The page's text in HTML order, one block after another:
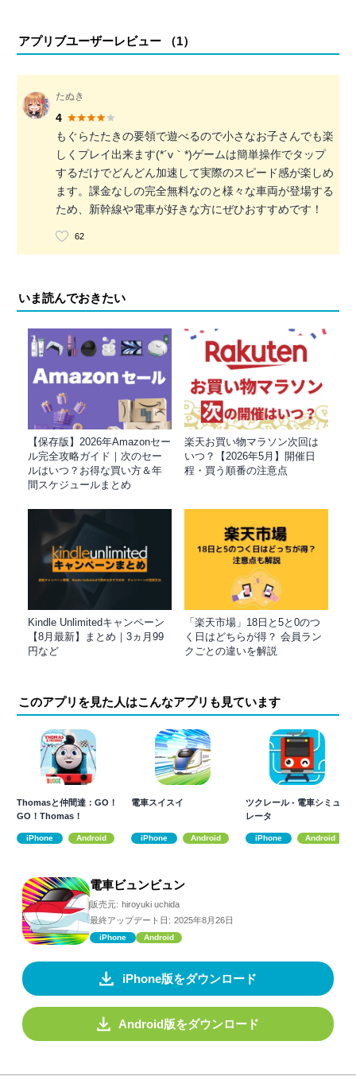
アプリブユーザーレビュー （1）
たぬき
4
もぐらたたきの要領で遊べるので小さなお子さんでも楽
しくプレイ出来ます(*´v｀*)ゲームは簡単操作でタップ
するだけでどんどん加速して実際のスピード感が楽しめ
ます。課金なしの完全無料なのと様々な車両が登場する
ため、新幹線や電車が好きな方にぜひおすすめです！
62
いま読んでおきたい
【保存版】2026年Amazonセー
ル完全攻略ガイド｜次のセー
ルはいつ？お得な買い方＆年
間スケジュールまとめ
楽天お買い物マラソン次回は
いつ？【2026年5月】開催日
程・買う順番の注意点
Kindle Unlimitedキャンペーン
【8月最新】まとめ｜3ヵ月99
円など
「楽天市場」18日と5と0のつ
く日はどちらが得？ 会員ラン
クごとの違いを解説
このアプリを見た人はこんなアプリも見ています
Thomasと仲間達：GO！
GO！Thomas！
iPhone Android
電車スイスイ
iPhone Android
ツクレール - 電車シミュ
レータ
iPhone Android
電車ビュンビュン
販売元: hiroyuki uchida
最終アップデート日: 2025年8月26日
iPhone Android
iPhone版をダウンロード
Android版をダウンロード